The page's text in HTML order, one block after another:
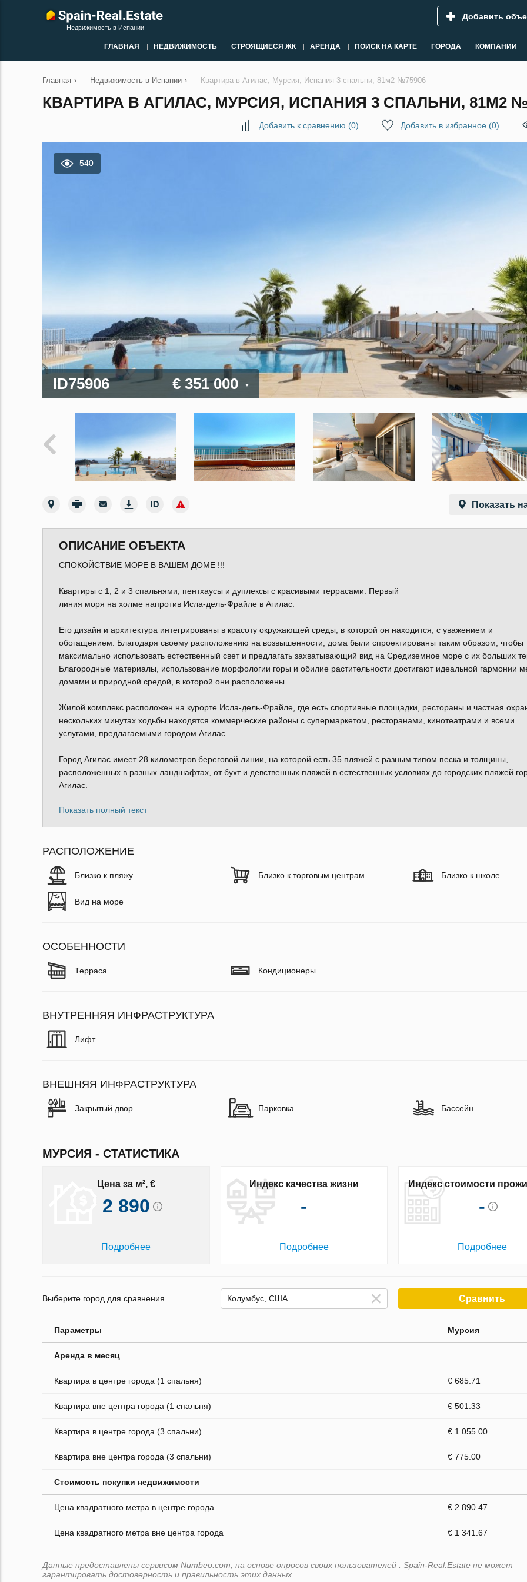
Недвижимость в Испании
Добавить
ГЛАВНАЯ НЕДВИЖИМОСТЬ СТРОЯЩИЕСЯ ЖК АРЕНДА ПОИСК НА КАРТЕ ГОРОДА КОМПАНИИ
Главная › Недвижимость в Испании › Квартира в Агилас, Мурсия, Испания 3 спальни, 81м2 №75906
КВАРТИРА В АГИЛАС, МУРСИЯ, ИСПАНИЯ 3 СПАЛЬНИ, 81М2
Добавить к сравнению (0) Добавить в избранное (0)
540
ID75906 € 351 000
Показать
ОПИСАНИЕ ОБЪЕКТА
СПОКОЙСТВИЕ МОРЕ В ВАШЕМ ДОМЕ !!!
Квартиры с 1, 2 и 3 спальнями, пентхаусы и дуплексы с красивыми террасами. Первый
линия моря на холме напротив Исла-дель-Фрайле в Агилас.
Его дизайн и архитектура интегрированы в красоту окружающей среды, в которой он находится, с уважением и
обогащением. Благодаря своему расположению на возвышенности, дома были спроектированы таким образом, чтобы
максимально использовать естественный свет и предлагать захватывающий вид на Средиземное море с их больших
Благородные материалы, использование морфологии горы и обилие растительности достигают идеальной гармонии
домами и природной средой, в которой они расположены.
Жилой комплекс расположен на курорте Исла-дель-Фрайле, где есть спортивные площадки, рестораны и частная
нескольких минутах ходьбы находятся коммерческие районы с супермаркетом, ресторанами, кинотеатрами и всеми
услугами, предлагаемыми городом Агилас.
Город Агилас имеет 28 километров береговой линии, на которой есть 35 пляжей с разным типом песка и толщины,
расположенных в разных ландшафтах, от бухт и девственных пляжей в естественных условиях до городских пляжей
Агилас.
Показать полный текст
РАСПОЛОЖЕНИЕ
Близко к пляжу Близко к торговым центрам Близко к школе
Вид на море
ОСОБЕННОСТИ
Терраса Кондиционеры
ВНУТРЕННЯЯ ИНФРАСТРУКТУРА
Лифт
ВНЕШНЯЯ ИНФРАСТРУКТУРА
Закрытый двор Парковка Бассейн
МУРСИЯ - СТАТИСТИКА
Цена за м², €
2 890
Подробнее
Индекс качества жизни
-
Подробнее
Индекс стоимости
-
Подробнее
Выберите город для сравнения Сравнить
Параметры Мурсия
Аренда в месяц
Квартира в центре города (1 спальня) € 685.71
Квартира вне центра города (1 спальня) € 501.33
Квартира в центре города (3 спальни) € 1 055.00
Квартира вне центра города (3 спальни) € 775.00
Стоимость покупки недвижимости
Цена квадратного метра в центре города € 2 890.47
Цена квадратного метра вне центра города € 1 341.67
Данные предоставлены сервисом Numbeo.com, на основе опросов своих пользователей . Spain-Real.Estate не может
гарантировать достоверность и правильность этих данных.